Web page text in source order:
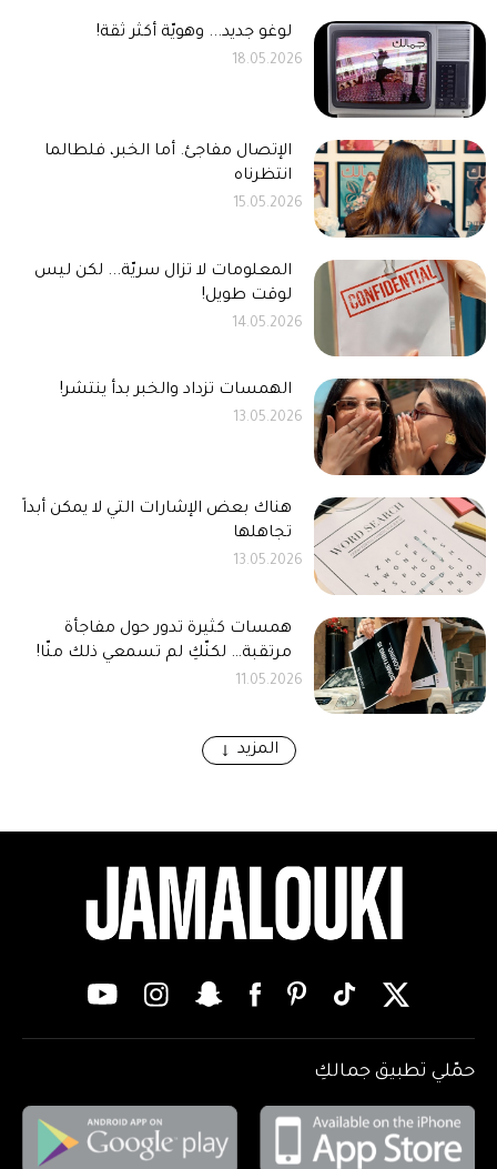
لوغو جديد... وهويّة أكثر ثقة!
18.05.2026
الإتصال مفاجئ. أما الخبر، فلطالما
انتظرناه
15.05.2026
المعلومات لا تزال سريّة... لكن ليس
لوقت طويل!
14.05.2026
الهمسات تزداد والخبر بدأ ينتشر!
13.05.2026
هناك بعض الإشارات التي لا يمكن أبداً
تجاهلها
13.05.2026
همسات كثيرة تدور حول مفاجأة
مرتقبة… لكنّكِ لم تسمعي ذلك منّا!
11.05.2026
المزيد
حمّلي تطبيق جمالكِ